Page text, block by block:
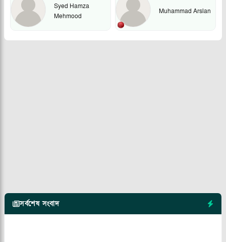
Syed Hamza
Mehmood
Muhammad Arslan
সর্বশেষ সংবাদ